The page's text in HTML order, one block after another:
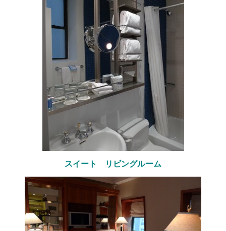
スイート リビングルーム